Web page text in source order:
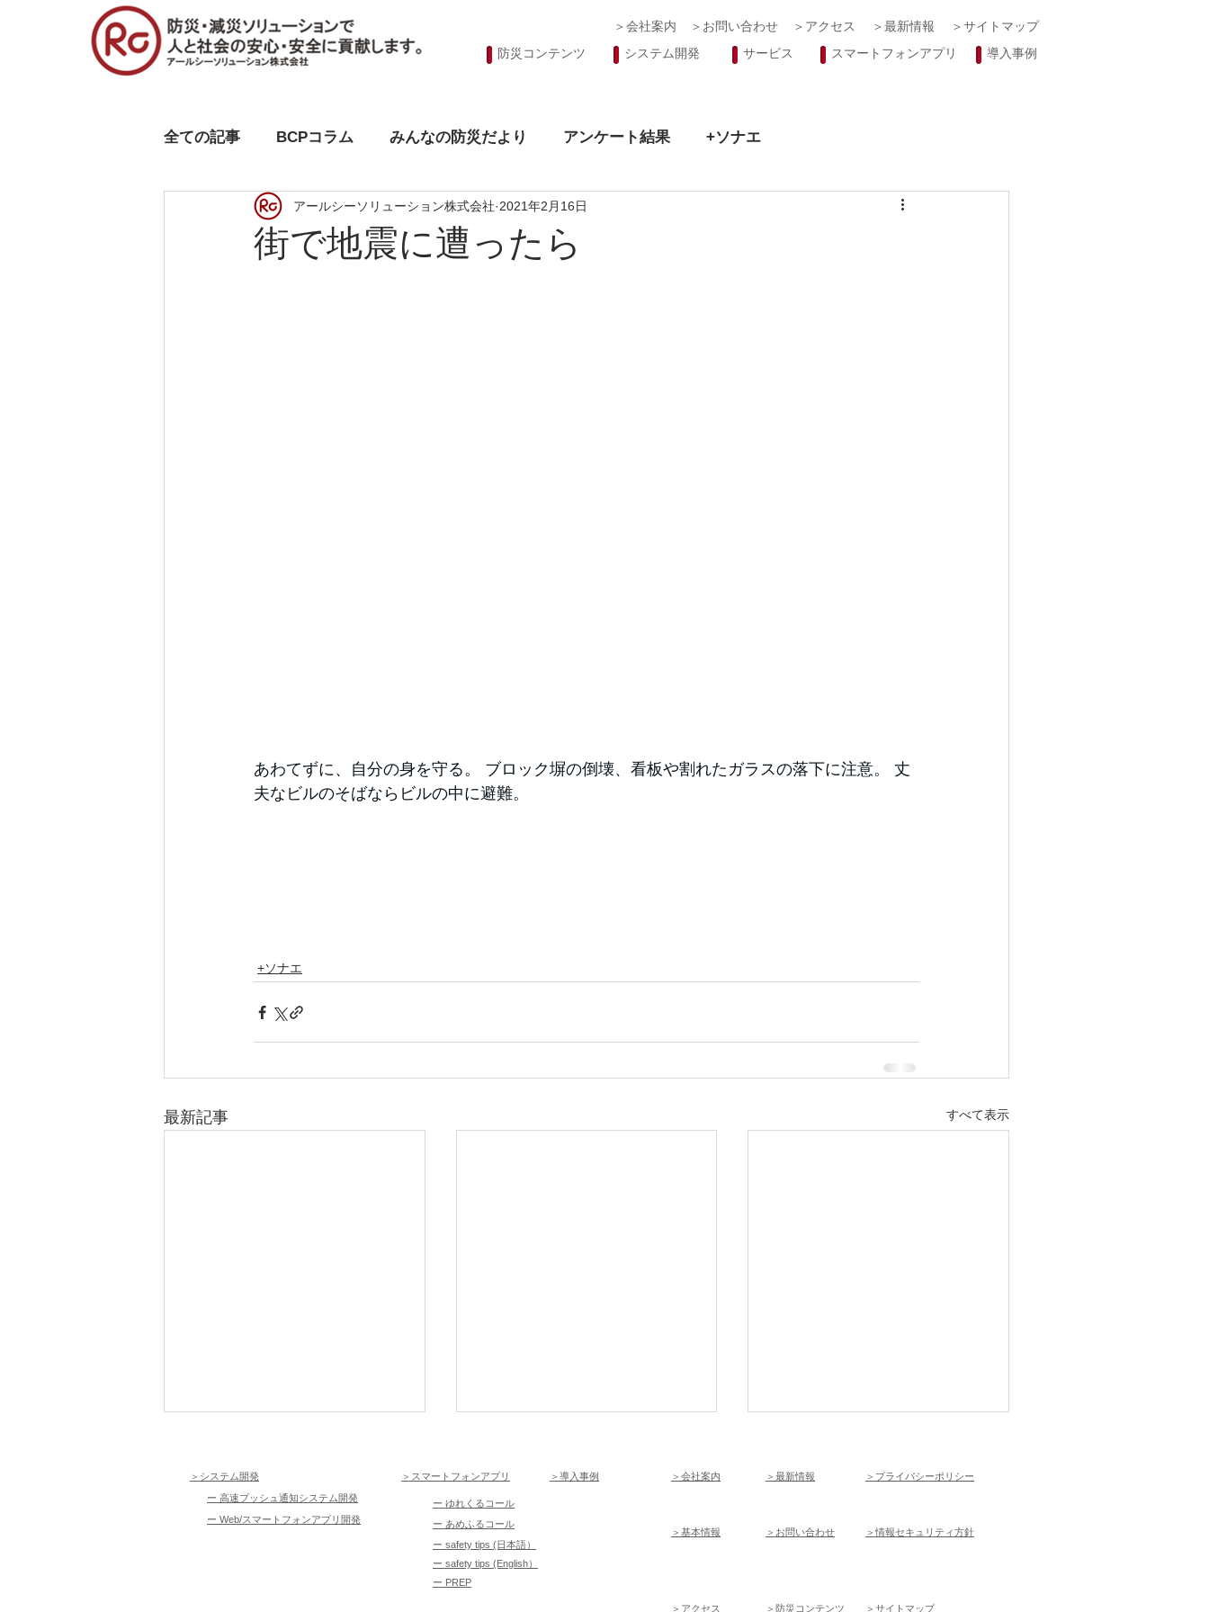
防災コンテンツ
＞会社案内 ＞お問い合わせ ＞アクセス ＞最新情報
＞サイトマップ
システム開発
サービス スマートフォンアプリ 導入事例
全ての記事 BCPコラム みんなの防災だより アンケート結果 +ソナエ
街で地震に遭ったら
アールシーソリューション株式会社 2021年2月16日
あわてずに、自分の身を守る。 ブロック塀の倒壊、看板や割れたガラスの落下に注意。 丈
夫なビルのそばならビルの中に避難。
+ソナエ
最新記事 すべて表示
道路封鎖時に避難する
＞システム開発
ー 高速プッシュ通知システム開発
ー Web/スマートフォンアプリ開発
＞スマートフォンアプリ ＞導入事例
ー ゆれくるコール
ー あめふるコール
ー safety tips (日本語）
ー safety tips (English）
ー PREP
＞ 会社案内 ＞ 最新情報 ＞ プライバシーポリシー
＞ 基本情報 ＞お問い合わせ ＞情報セキュリティ方針
＞ アクセス ＞ ​防災コンテンツ ＞ ​サイトマップ